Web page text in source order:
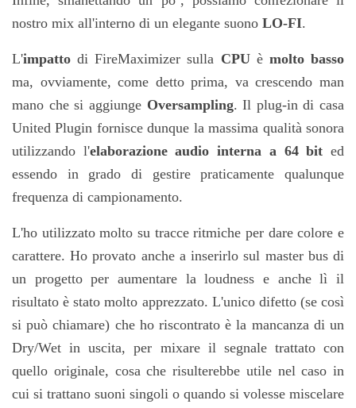
nostro mix all'interno di un elegante suono LO-FI.
L'impatto di FireMaximizer sulla CPUè molto basso
ma, ovviamente, come detto prima, va crescendo man
mano che si aggiunge Oversampling.Il plug-in di casa
United Plugin fornisce dunque la massima qualità sonora
utilizzando l'elaborazione audio interna a 64 bit ed
essendo in grado di gestire praticamente qualunque
frequenza di campionamento.
L'ho utilizzato molto su tracce ritmiche per dare colore e
carattere.Ho provato anche a inserirlo sul master bus di
un progetto per aumentare la loudness e anche lì il
risultato è stato molto apprezzato. L'unico difetto (se così
si può chiamare) che ho riscontrato è la mancanza di un
Dry/Wet in uscita, per mixare il segnale trattato con
quello originale, cosa che risulterebbe utile nel caso in
cui si trattano suoni singoli o quando si volesse miscelare